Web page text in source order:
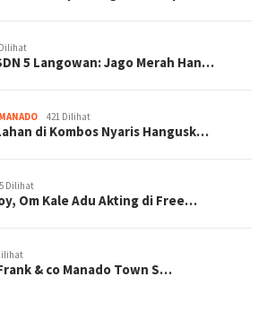
5 Langowan: Jago Merah Han…
MANADO 421 Dilihat
di Kombos Nyaris Hangusk…
Dilihat
Om Kale Adu Akting di Free…
& co Manado Town S…